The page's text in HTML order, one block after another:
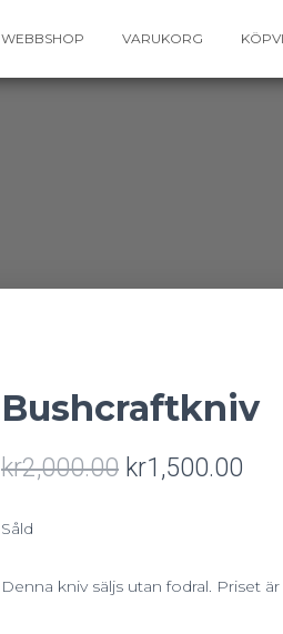
WEBBSHOP VARUKORG
Bushcraftkniv
kr2,000.00 kr1,500.00
Såld
Denna kniv säljs utan fodral. Priset